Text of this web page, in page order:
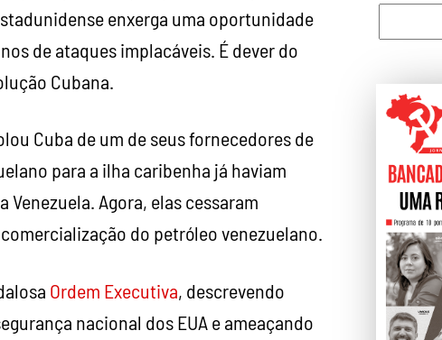
enxerga uma oportunidade
de ataques implacáveis. É dever do
Cubana.
Cuba de um de seus fornecedores de
para a ilha caribenha já haviam
Agora, elas cessaram
do petróleo venezuelano.
Ordem Executiva, descrevendo
nacional dos EUA e ameaçando